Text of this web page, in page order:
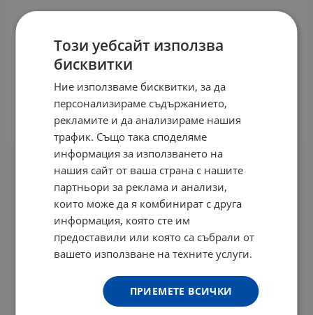
лв.
КУПИ
На страница по:
Този уебсайт използва
бисквитки
Ние използваме бисквитки, за да
персонализираме съдържанието,
рекламите и да анализираме нашия
трафик. Също така споделяме
информация за използването на
нашия сайт от ваша страна с нашите
партньори за реклама и анализи,
които може да я комбинират с друга
информация, която сте им
предоставили или която са събрали от
вашето използване на техните услуги.
ПРИЕМЕТЕ ВСИЧКИ